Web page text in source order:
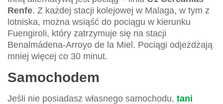
Renfe. Z każdej stacji kolejowej w Malaga, w tym z
lotniska, można wsiąść do pociągu w kierunku
Fuengiroli, który zatrzymuje się na stacji
Benalmádena-Arroyo de la Miel. Pociągi odjeżdżają
mniej więcej co 30 minut.
Samochodem
Jeśli nie posiadasz własnego samochodu, tani